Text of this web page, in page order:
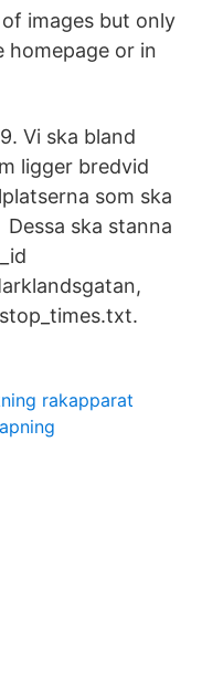
images but only
homepage or in
Vi ska bland
ligger bredvid
som ska
ska stanna
rakapparat